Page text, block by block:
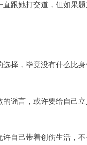
跟她打交道，但如果
择，毕竟没有什么比身
谣言，或许要给自己
自己带着创伤生活，